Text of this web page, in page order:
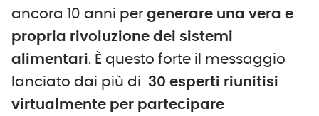
ancora 10 anni per generare una vera e
propria rivoluzione dei sistemi
alimentari. È questo forte il messaggio
lanciato dai più di 30 esperti riunitisi
virtualmente per partecipare